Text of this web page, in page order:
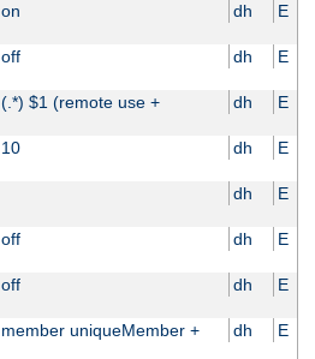
on dh E
off dh E
(.*) $1 (remote use + dh E
10 dh E
dh E
off dh E
off dh E
member uniqueMember + dh E